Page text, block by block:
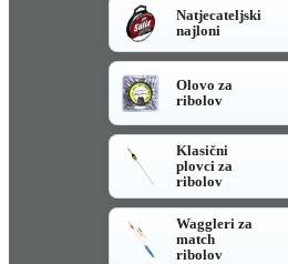
Natjecateljski
najloni
Olovo za
ribolov
Klasični
plovci za
ribolov
Waggleri za
match
ribolov